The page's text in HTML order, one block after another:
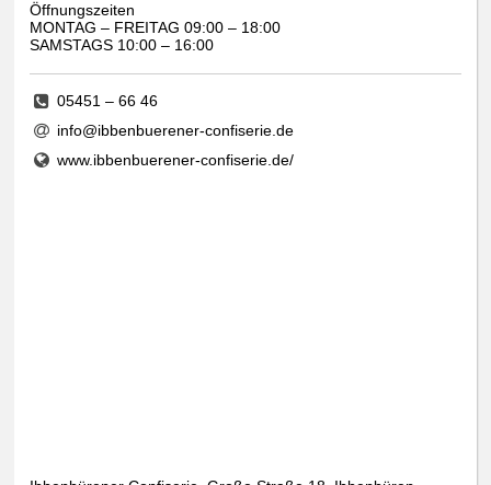
Öffnungszeiten
MONTAG – FREITAG 09:00 – 18:00
SAMSTAGS 10:00 – 16:00
05451 – 66 46
info@ibbenbuerener-confiserie.de
www.ibbenbuerener-confiserie.de/